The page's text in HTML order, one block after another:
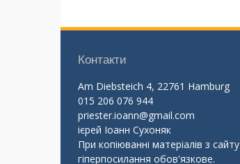
Контакти
Am Diebsteich 4, 22761 Hamburg
015 206 076 944
priester.ioann@gmail.com
ієрей Іоанн Сухоняк
При копіюванні матеріалів з сайту
гіперпосилання обов'язкове.